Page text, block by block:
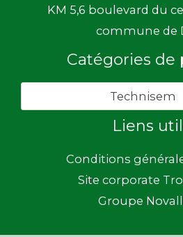
KM 5,6 boulevard du
commune de
Catégories de
Technisem
Liens
Conditions
Site corporate
Groupe